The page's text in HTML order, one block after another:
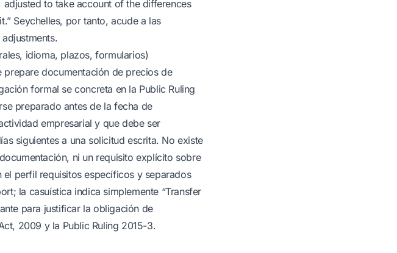
to take account of the differences
Seychelles, por tanto, acude a las
idioma, plazos, formularios)
prepare documentación de precios de
formal se concreta en la Public Ruling
preparado antes de la fecha de
empresarial y que debe ser
siguientes a una solicitud escrita. No existe
ni un requisito explícito sobre
perfil requisitos específicos y separados
la casuística indica simplemente “Transfer
para justificar la obligación de
2009 y la Public Ruling 2015-3.